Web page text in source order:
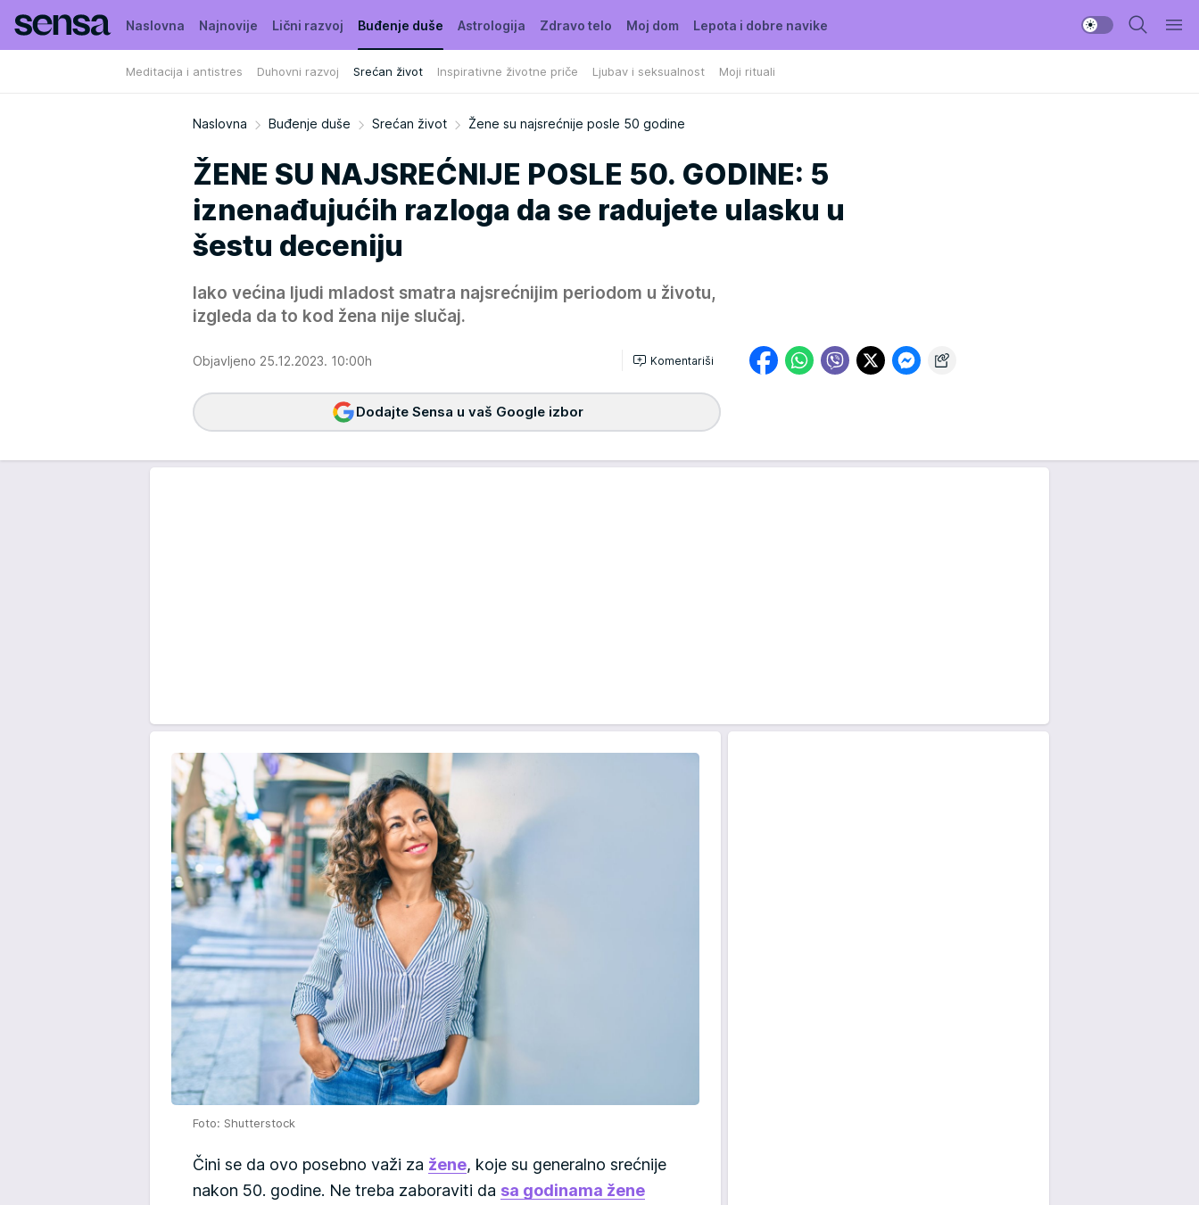
Naslovna Najnovije Lični razvoj Buđenje duše
Meditacija i antistres Duhovni razvoj Srećan život Inspirativne životne priče Ljubav i seksualnost Moji rituali
Astrologija Zdravo telo Moj dom Lepota i dobre navike
Naslovna Buđenje duše Srećan život Žene su najsrećnije posle 50 godine
ŽENE SU NAJSREĆNIJE POSLE 50. GODINE: 5
iznenađujućih razloga da se radujete ulasku u
šestu deceniju
Iako većina ljudi mladost smatra najsrećnijim periodom u životu,
izgleda da to kod žena nije slučaj.
Objavljeno 25.12.2023. 10:00h Komentariši
Dodajte Sensa u vaš Google izbor
Foto: Shutterstock
Čini se da ovo posebno važi za žene, koje su generalno srećnije
nakon 50. godine. Ne treba zaboraviti da sa godinama žene